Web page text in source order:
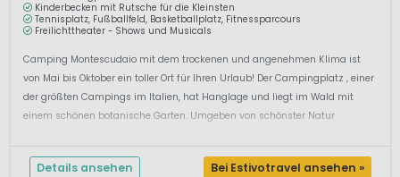
Kinderbecken mit Rutsche für die Kleinsten
Tennisplatz, Fußballfeld, Basketballplatz, Fitnessparcours
Freilichttheater - Shows und Musicals
Camping Montescudaio mit dem trockenen und angenehmen Klima ist
von Mai bis Oktober ein toller Ort für Ihren Urlaub! Der Campingplatz , einer
der größten Campings im Italien, hat Hanglage und liegt im Wald mit
einem schönen botanische Garten. Umgeben von schönster Natur
Details ansehen Bei Estivotravel ansehen »